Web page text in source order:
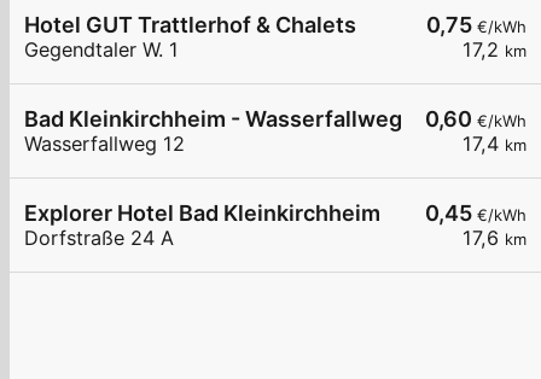
0,75 €/kWh
17,2 km
Hotel GUT Trattlerhof & Chalets
Gegendtaler W. 1
0,60 €/kWh
17,4 km
Bad Kleinkirchheim - Wasserfallweg - Ortners
Wasserfallweg 12
0,45 €/kWh
17,6 km
Explorer Hotel Bad Kleinkirchheim
Dorfstraße 24 A